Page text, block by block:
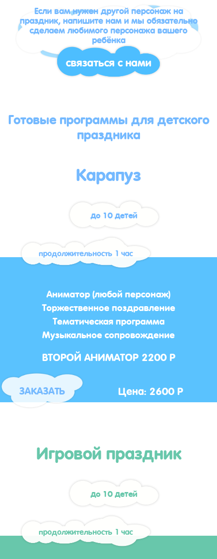
Если вам нужен другой персонаж на
праздник, напишите нам и мы обязательно
сделаем любимого персонажа вашего
ребёнка
связаться с нами
Готовые программы для детского
праздника
Карапуз
до 10 детей
продолжительность 1 час
Аниматор (любой персонаж)
Торжественное поздравление
Тематическая программа
Музыкальное сопровождение
ВТОРОЙ АНИМАТОР 2200 Р
ЗАКАЗАТЬ Цена: 2600 Р
Игровой праздник
до 10 детей
продолжительность 1 час